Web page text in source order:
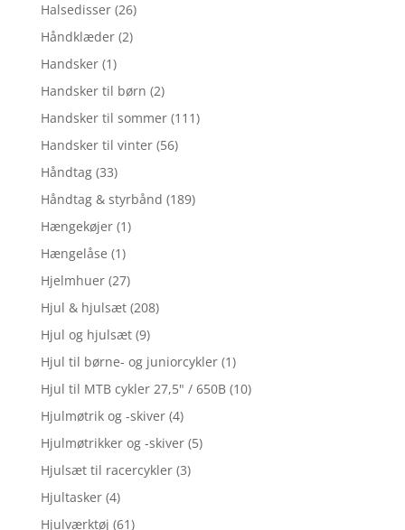
Halsedisser (26)
Håndklæder (2)
Handsker (1)
Handsker til børn (2)
Handsker til sommer (111)
Handsker til vinter (56)
Håndtag (33)
Håndtag & styrbånd (189)
Hængekøjer (1)
Hængelåse (1)
Hjelmhuer (27)
Hjul & hjulsæt (208)
Hjul og hjulsæt (9)
Hjul til børne- og juniorcykler (1)
Hjul til MTB cykler 27,5" / 650B (10)
Hjulmøtrik og -skiver (4)
Hjulmøtrikker og -skiver (5)
Hjulsæt til racercykler (3)
Hjultasker (4)
Hjulværktøj (61)